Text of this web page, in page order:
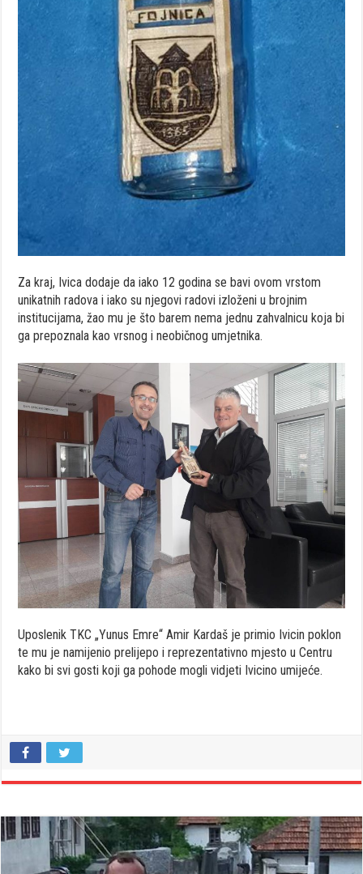
Za kraj, Ivica dodaje da iako 12 godina se bavi ovom vrstom
unikatnih radova i iako su njegovi radovi izloženi u brojnim
institucijama, žao mu je što barem nema jednu zahvalnicu koja bi
ga prepoznala kao vrsnog i neobičnog umjetnika.
Uposlenik TKC „Yunus Emre“ Amir Kardaš je primio Ivicin poklon
te mu je namijenio prelijepo i reprezentativno mjesto u Centru
kako bi svi gosti koji ga pohode mogli vidjeti Ivicino umijeće.